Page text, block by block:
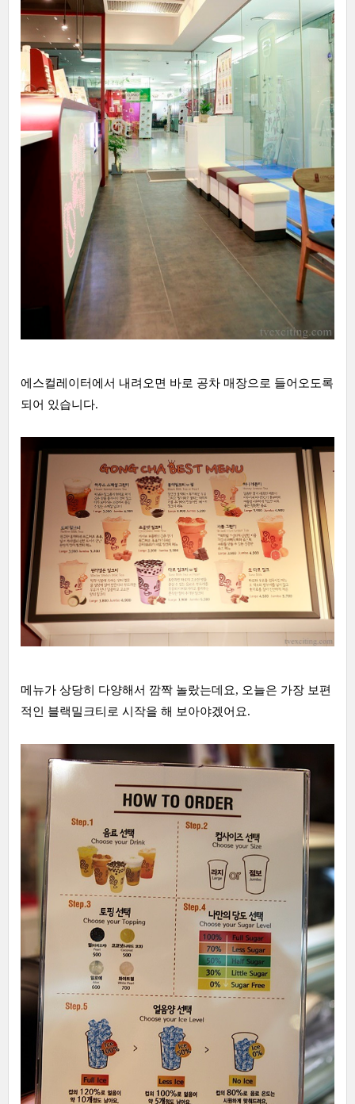
에스컬레이터에서 내려오면 바로 공차 매장으로 들어오도록
되어 있습니다.
메뉴가 상당히 다양해서 깜짝 놀랐는데요, 오늘은 가장 보편
적인 블랙밀크티로 시작을 해 보아야겠어요.